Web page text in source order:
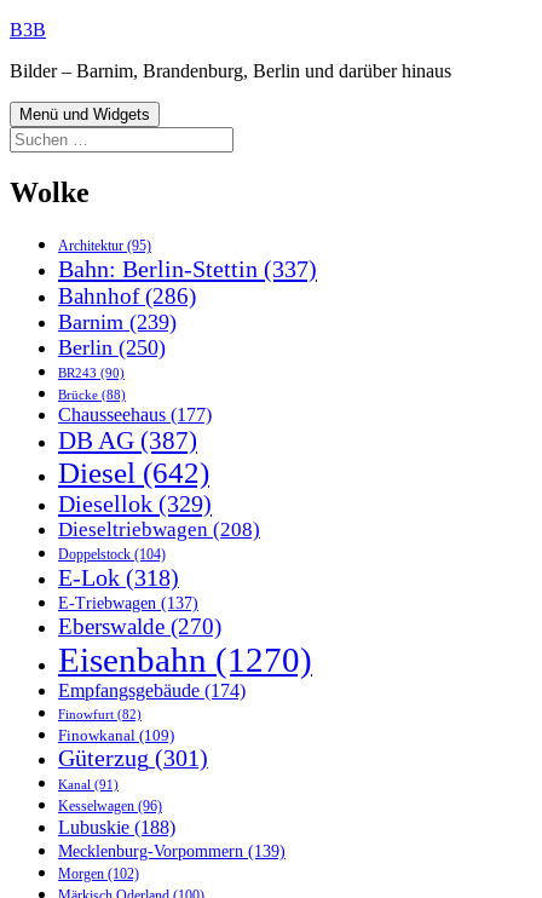
Zum
springen
B3B
Bilder – Barnim, Brandenburg, Berlin und darüber hinaus
Menü und Widgets
Suchen
nach:
Wolke
Architektur (95)
Bahn: Berlin-Stettin (337)
Bahnhof(286)
Barnim (239)
Berlin (250)
BR243 (90)
Brücke (88)
Chausseehaus (177)
DB AG (387)
Diesel (642)
Diesellok (329)
Dieseltriebwagen (208)
Doppelstock (104)
E-Lok (318)
E-Triebwagen (137)
Eberswalde (270)
Eisenbahn (1270)
Empfangsgebäude (174)
Finowfurt (82)
Finowkanal (109)
Güterzug (301)
Kanal (91)
Kesselwagen (96)
Lubuskie (188)
Mecklenburg-Vorpommern (139)
Morgen (102)